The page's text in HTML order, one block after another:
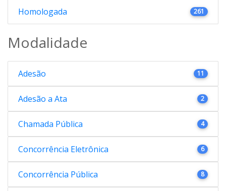
Homologada 261
Modalidade
Adesão 11
Adesão a Ata 2
Chamada Pública 4
Concorrência Eletrônica 6
Concorrência Pública 8